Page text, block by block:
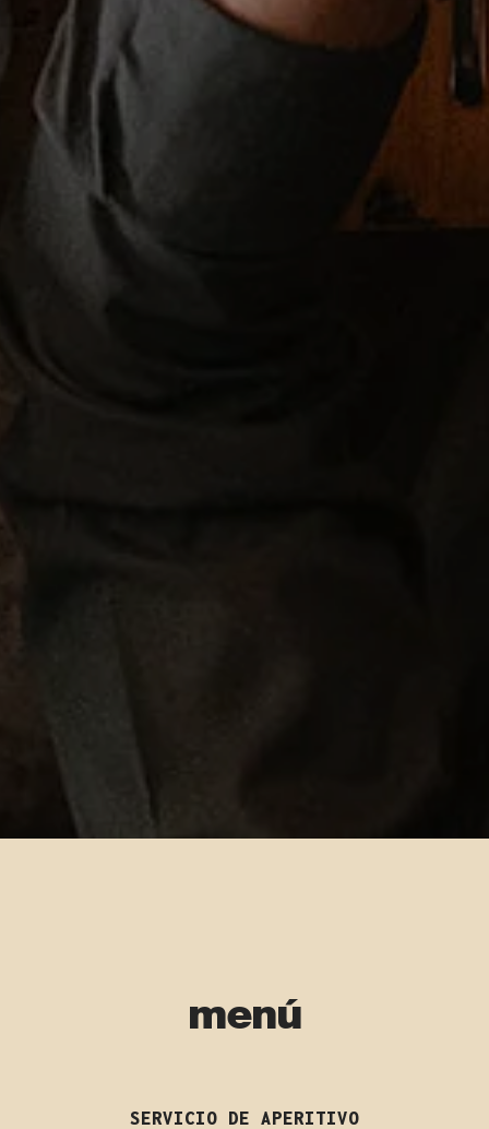
menú
SERVICIO DE APERITIVO